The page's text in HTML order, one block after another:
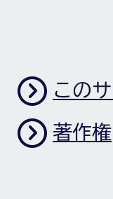
この
著作権